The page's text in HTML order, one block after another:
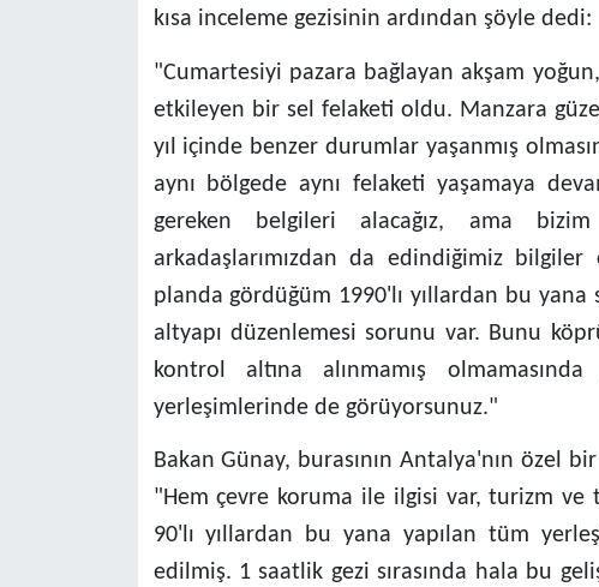
kısa inceleme gezisinin ardından şöyle dedi:
"Cumartesiyi pazara bağlayan akşam
etkileyen bir sel felaketi oldu. Manzara
yıl içinde benzer durumlar yaşanmış
aynı bölgede aynı felaketi yaşamaya
gereken belgileri alacağız, ama
arkadaşlarımızdan da edindiğimiz
planda gördüğüm 1990'lı yıllardan bu yana
altyapı düzenlemesi sorunu var. Bunu
kontrol altına alınmamış
yerleşimlerinde de görüyorsunuz."
Bakan Günay, burasının Antalya'nın özel
"Hem çevre koruma ile ilgisi var, turizm ve
90'lı yıllardan bu yana yapılan tüm
edilmiş. 1 saatlik gezi sırasında hala bu